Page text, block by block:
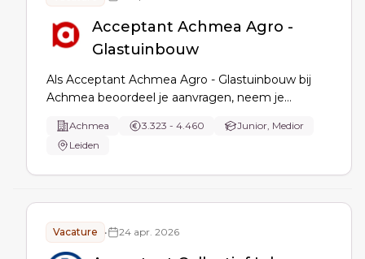
Acceptant Achmea Agro -
Glastuinbouw
Als Acceptant Achmea Agro - Glastuinbouw bij
Achmea beoordeel je aanvragen, neem je
risicodeskundigen en adviseer je intermediairs
over kassen, teelten en uitbreidingen; je borgt
Achmea 3.323 - 4.460
Junior, Medior
Leiden
Vacature • 24 apr. 2026